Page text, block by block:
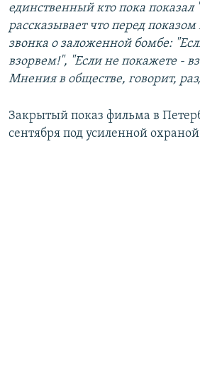
единственный кто пока показал
рассказывает что перед
звонка о заложенной бомбе:
взорвем!", "Если не покажете -
Мнения в обществе, говорит,
Закрытый показ фильма в
сентября под усиленной